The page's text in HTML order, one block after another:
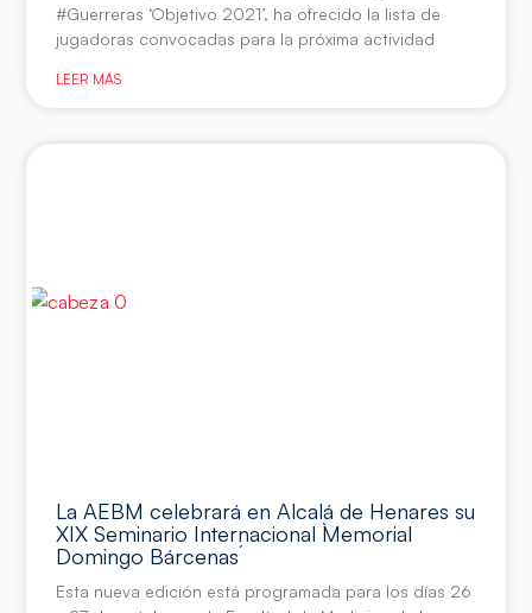
#Guerreras ‘Objetivo 2021’, ha ofrecido la lista de
jugadoras convocadas para la próxima actividad
LEER MÁS
La AEBM celebrará en Alcalá de Henares su
XIX Seminario Internacional `Memorial
Domingo Bárcenas´
Esta nueva edición está programada para los días 26